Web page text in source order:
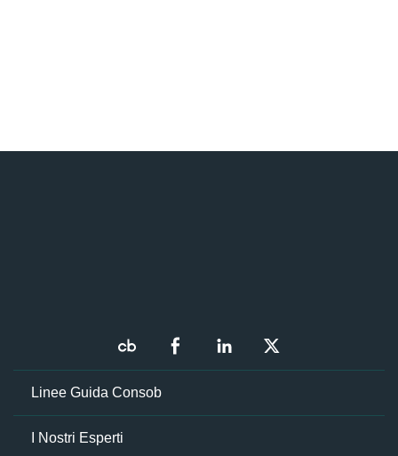
Linee Guida Consob
I Nostri Esperti